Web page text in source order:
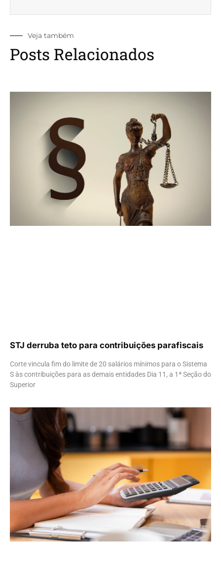
Veja também
Posts Relacionados
STJ derruba teto para contribuições parafiscais
Corte vincula fim do limite de 20 salários mínimos para o Sistema
S às contribuições para as demais entidades Dia 11, a 1ª Seção do
Superior